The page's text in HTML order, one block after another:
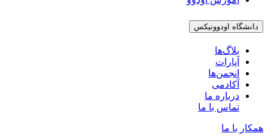
دانشگاه اودوونیکس
بلاگ‌ها
آپارات
انجمن‌ها
آکادمی
درباره ما
تماس با ما
همکار با ما